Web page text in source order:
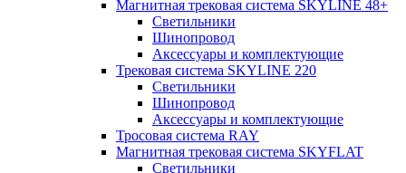
Магнитная трековая система SKYLINE 48+
Светильники
Шинопровод
Аксессуары и комплектующие
Трековая система SKYLINE 220
Светильники
Шинопровод
Аксессуары и комплектующие
Тросовая система RAY
Магнитная трековая система SKYFLAT
Светильники